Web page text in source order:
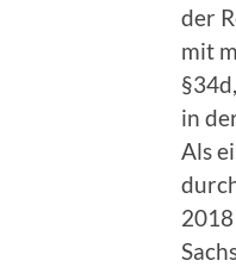
der
mit
in
Als